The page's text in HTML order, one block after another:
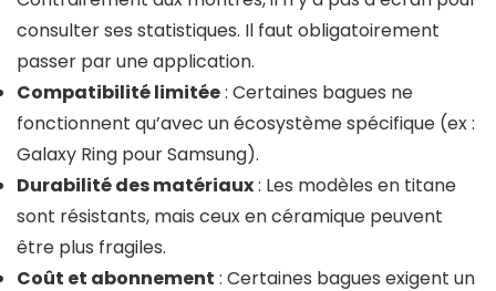
consulter ses statistiques. Il faut obligatoirement
passer par une application.
Compatibilité limitée: Certaines bagues ne
fonctionnent qu’avec un écosystème spécifique (ex :
Galaxy Ring pour Samsung).
Durabilité des matériaux: Les modèles en titane
sont résistants, mais ceux en céramique peuvent
être plus fragiles.
Coût et abonnement : Certaines bagues exigent un